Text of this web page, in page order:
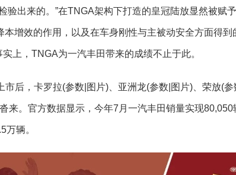
验出来的。”在TNGA架构下打造的皇冠陆放显然被赋
增效的作用，以及在车身刚性与主被动安全方面得到
上，TNGA为一汽丰田带来的成绩不止于此。
市后，卡罗拉(参数|图片)、亚洲龙(参数|图片)、荣放(
来。官方数据显示，今年7月一汽丰田销量实现80,050
万辆。